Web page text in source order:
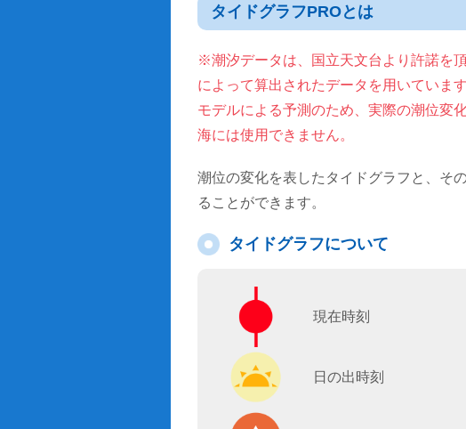
タイドグラフPROとは
※潮汐データは、国立天文台より許諾を
によって算出されたデータを用いています
モデルによる予測のため、実際の潮位変
海には使用できません。
潮位の変化を表したタイドグラフと、そ
ることができます。
タイドグラフについて
現在時刻
日の出時刻